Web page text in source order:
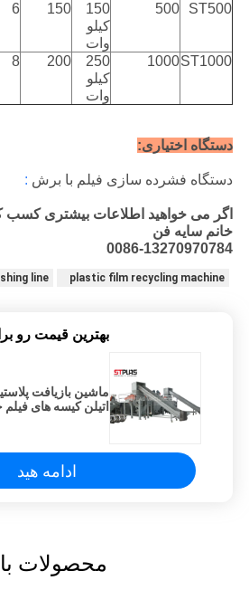
ST500
500
150
کیلو
وات
150
6
ST1000
1000
250
کیلو
وات
200
8
دستگاه اختیاری:
دستگاه فشرده سازی فیلم با برش :
اگر می خواهید اطلاعات بیشتری کسب
خانم سایه فن
0086-13270970784
plastic film recycling machine
line
بهترين قيمت رو
ماشین بازیافت
اتیلن کیسه های
ادامه هید
محصولات